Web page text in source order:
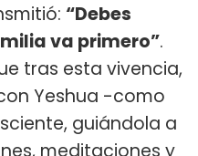
“Debes
va primero”.
tras esta vivencia,
Yeshua -como
guiándola a
meditaciones y